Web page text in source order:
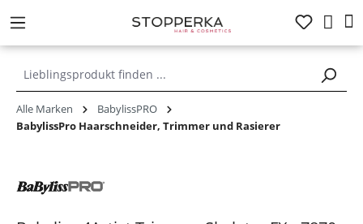
springen
Alle Marken
BabylissPRO
BabylissPro Haarschneider, Trimmer und Rasierer